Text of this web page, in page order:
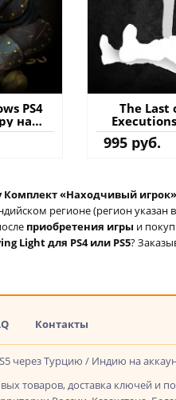
PS4
на
The Last
купить
995 руб.
Комплект «Находчивый
регионе (регион указан
приобретения игры и
Light для PS4 или PS5?
Контакты
через Турцию / Индию на
товаров, доставка ключей и